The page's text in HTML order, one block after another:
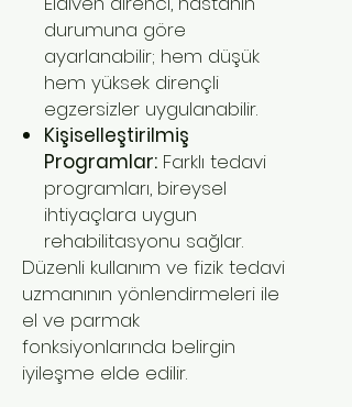
durumuna göre
ayarlanabilir; hem düşük
hem yüksek dirençli
egzersizler uygulanabilir.
Kişiselleştirilmiş
Programlar: Farklı tedavi
programları, bireysel
ihtiyaçlara uygun
rehabilitasyonu sağlar.
Düzenli kullanım ve fizik tedavi
uzmanının yönlendirmeleri ile
el ve parmak
fonksiyonlarında belirgin
iyileşme elde edilir.